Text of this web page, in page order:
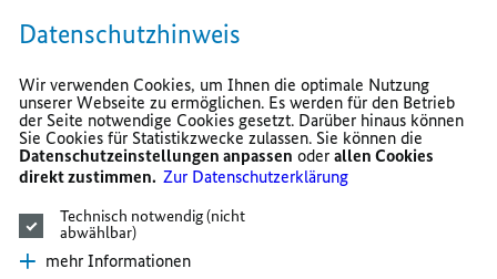
Datenschutzhinweis
Wir verwenden Cookies, um Ihnen die optimale Nutzung
unserer Webseite zu ermöglichen. Es werden für den Betrieb
der Seite notwendige Cookies gesetzt. Darüber hinaus können
Sie Cookies für Statistikzwecke zulassen. Sie können die
Datenschutzeinstellungen anpassen oderallen Cookies
direkt zustimmen.Zur Datenschutzerklärung
Technisch notwendig (nicht
abwählbar)
mehr Informationen